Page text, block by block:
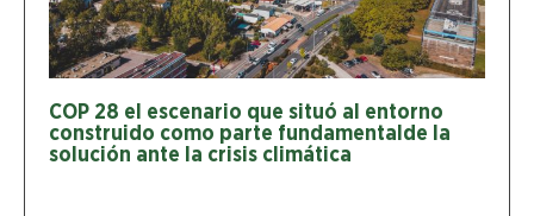
COP 28 el escenario que situó al entorno
construido como parte fundamentalde la
solución ante la crisis climática